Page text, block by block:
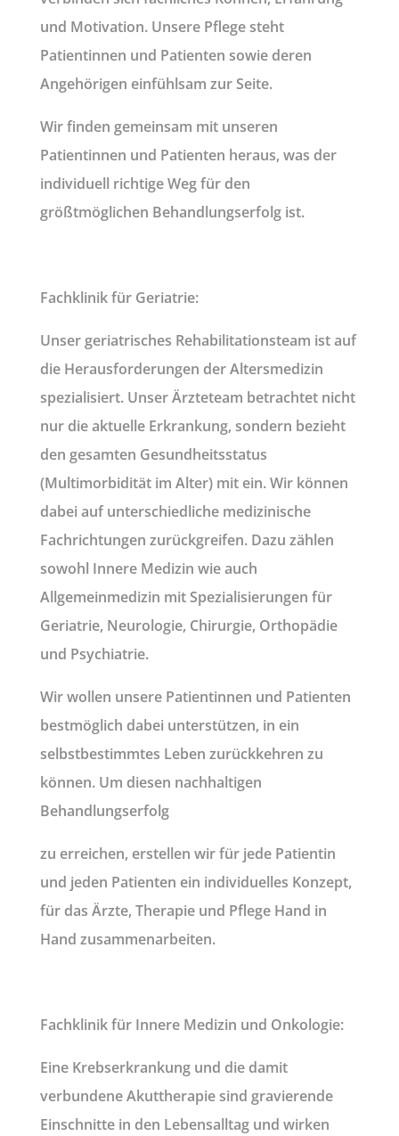
und Motivation. Unsere Pflege steht
Patientinnen und Patienten sowie deren
Angehörigen einfühlsam zur Seite.
Wir finden gemeinsam mit unseren
Patientinnen und Patienten heraus, was der
individuell richtige Weg für den
größtmöglichen Behandlungserfolg ist.
Fachklinik für Geriatrie:
Unser geriatrisches Rehabilitationsteam ist auf
die Herausforderungen der Altersmedizin
spezialisiert. Unser Ärzteteam betrachtet nicht
nur die aktuelle Erkrankung, sondern bezieht
den gesamten Gesundheitsstatus
(Multimorbidität im Alter) mit ein. Wir können
dabei auf unterschiedliche medizinische
Fachrichtungen zurückgreifen. Dazu zählen
sowohl Innere Medizin wie auch
Allgemeinmedizin mit Spezialisierungen für
Geriatrie, Neurologie, Chirurgie, Orthopädie
und Psychiatrie.
Wir wollen unsere Patientinnen und Patienten
bestmöglich dabei unterstützen, in ein
selbstbestimmtes Leben zurückkehren zu
können. Um diesen nachhaltigen
Behandlungserfolg
zu erreichen, erstellen wir für jede Patientin
und jeden Patienten ein individuelles Konzept,
für das Ärzte, Therapie und Pflege Hand in
Hand zusammenarbeiten.
Fachklinik für Innere Medizin und Onkologie:
Eine Krebserkrankung und die damit
verbundene Akuttherapie sind gravierende
Einschnitte in den Lebensalltag und wirken